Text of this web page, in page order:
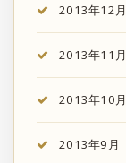
2013年12月
2013年11月
2013年10月
2013年9月